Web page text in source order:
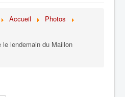
Accueil
Photos
le lendemain du Maillon